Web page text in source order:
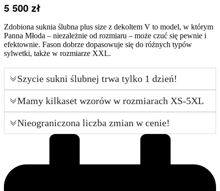
5 500 zł
Zdobiona suknia ślubna plus size z dekoltem V to model, w którym
Panna Młoda – niezależnie od rozmiaru – może czuć się pewnie i
efektownie. Fason dobrze dopasowuje się do różnych typów
sylwetki, także w rozmiarze XXL.
Szycie sukni ślubnej trwa tylko 1 dzień!
Mamy kilkaset wzorów w rozmiarach XS-5XL
Nieograniczona liczba zmian w cenie!